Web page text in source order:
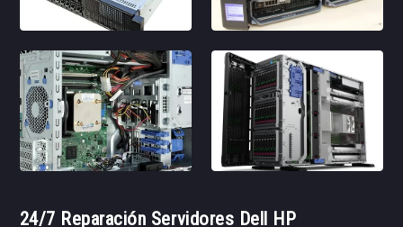
24/7 Reparación Servidores Dell HP